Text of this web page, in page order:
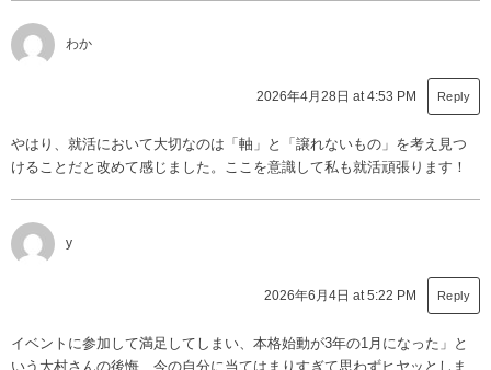
わか
2026年4月28日 at 4:53 PM Reply
やはり、就活において大切なのは「軸」と「譲れないもの」を考え見つ
けることだと改めて感じました。ここを意識して私も就活頑張ります！
y
2026年6月4日 at 5:22 PM Reply
イベントに参加して満足してしまい、本格始動が3年の1月になった」と
いう大村さんの後悔、今の自分に当てはまりすぎて思わずヒヤッとしま